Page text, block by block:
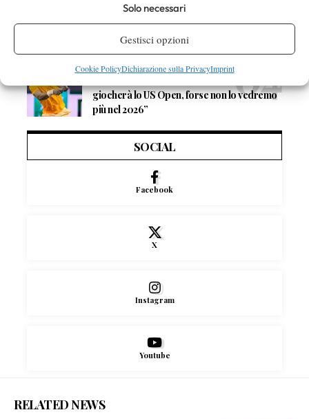
Solo necessari
Gestisci opzioni
Cookie PolicyDichiarazione sulla PrivacyImprint
Masters 1000 Cincinnati 2026: a che ora e
dove vedere il sorteggio del tabellone
giocherà lo US Open, forse non lo vedremo
più nel 2026”
SOCIAL
Facebook
X
Instagram
Youtube
RELATED NEWS